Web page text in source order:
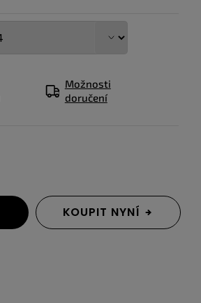
Možnosti
doručení
KOUPIT NYNÍ